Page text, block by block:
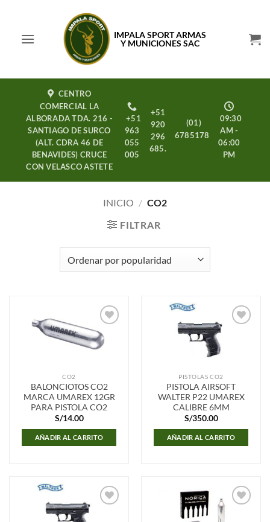
contenido
IMPALA SPORT ARMAS
Y MUNICIONES SAC
CENTRO
COMERCIAL LA
ALBORADA TDA. 216 -
SANTIAGO DE SURCO
(ALT. CDRA 46 DE
BENAVIDES) CRUCE
CON VELASCO ASTETE
09:30
AM -
06:00
PM
+51
963
055
005
+51
920
296
685.
(01)
6785178
INICIO / CO2
FILTRAR
Añadir
a la
lista de
CO2
BALONCIOTOS CO2
MARCA UMAREX 12GR
PARA PISTOLA CO2
S/14.00
AÑADIR AL CARRITO
PISTOLAS CO2
PISTOLA AIRSOFT
WALTER P22 UMAREX
CALIBRE 6MM
S/350.00
AÑADIR AL CARRITO